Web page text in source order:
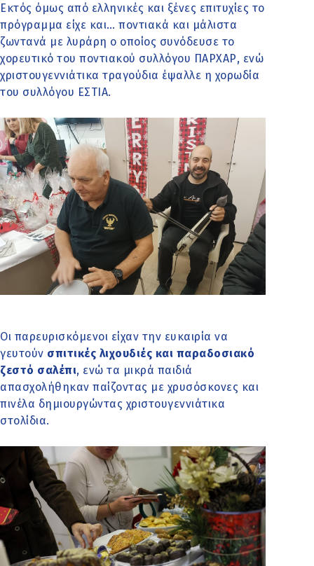
Εκτός όμως από ελληνικές και ξένες επιτυχίες το
πρόγραμμα είχε και… ποντιακά και μάλιστα
ζωντανά με λυράρη ο οποίος συνόδευσε το
χορευτικό του ποντιακού συλλόγου ΠΑΡΧΑΡ, ενώ
χριστουγεννιάτικα τραγούδια έψαλλε η χορωδία
του συλλόγου ΕΣΤΙΑ.
Οι παρευρισκόμενοι είχαν την ευκαιρία να
γευτούν σπιτικές λιχουδιές και παραδοσιακό
ζεστό σαλέπι, ενώ τα μικρά παιδιά
απασχολήθηκαν παίζοντας με χρυσόσκονες και
πινέλα δημιουργώντας χριστουγεννιάτικα
στολίδια.